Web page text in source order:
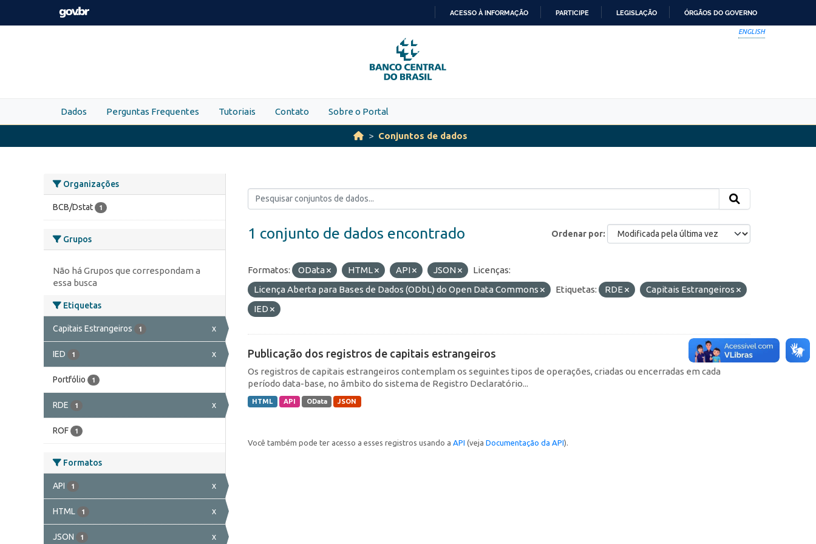
Skip to main content
PARA
O
CONTEÚDO
ACESSO À INFORMAÇÃO PARTICIPE LEGISLAÇÃO ÓRGÃOS DO GOVERNO
ENGLISH
Dados Perguntas Frequentes Tutoriais Contato Sobre o Portal
Conjuntos de dados
Organizações
BCB/Dstat 1
Grupos
Não há Grupos que correspondam a
essa busca
Etiquetas
Capitais Estrangeiros 1 x
IED 1 x
Portfólio 1
RDE 1 x
ROF 1
Formatos
API 1 x
HTML 1 x
JSON 1 x
Ordenar por
1 conjunto de dados encontrado
Formatos: OData HTML API JSON
Licenças:
Licença Aberta para Bases de Dados (ODbL) do Open Data Commons
Etiquetas: RDE
Capitais Estrangeiros
IED
Publicação dos registros de capitais estrangeiros
Os registros de capitais estrangeiros contemplam os seguintes tipos de operações, criadas ou encerradas em cada
período data-base, no âmbito do sistema de Registro Declaratório...
HTML API OData JSON
Você também pode ter acesso a esses registros usando a API (veja Documentação da API).